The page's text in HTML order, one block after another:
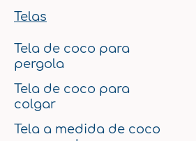
Telas
Tela de coco para
pergola
Tela de coco para
colgar
Tela a medida de coco